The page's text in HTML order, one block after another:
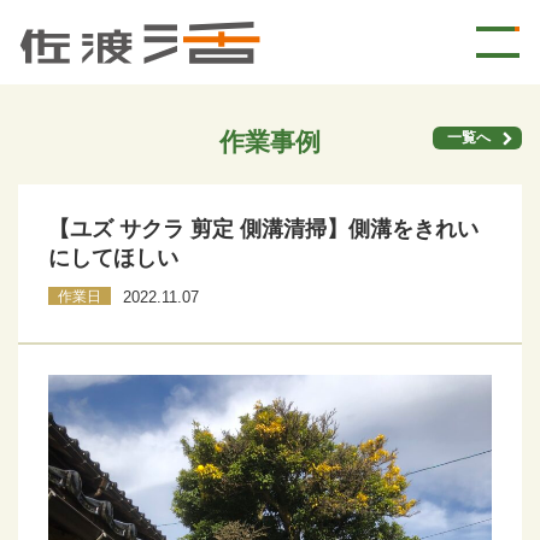
作業事例 一覧へ
【ユズ サクラ 剪定 側溝清掃】側溝をきれい
にしてほしい
作業日 2022.11.07